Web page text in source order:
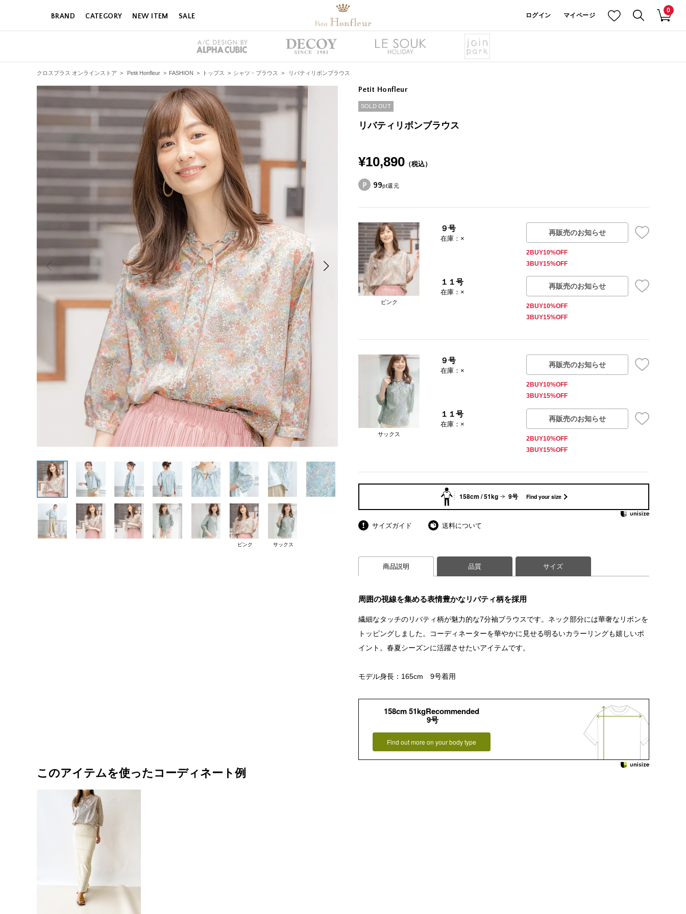
BRAND CATEGORY NEW ITEM SALE ログイン マイページ
0
クロスプラス オンラインストア > Petit Honfleur > FASHION > トップス > シャツ・ブラウス > リバティリボンブラウス
ピンク サックス
Petit Honfleur
SOLD OUT
リバティリボンブラウス
¥10,890 （税込）
99pt還元
ピンク
９号
在庫：×
再販売のお知らせ
2BUY10%OFF
3BUY15%OFF
１１号
在庫：×
再販売のお知らせ
2BUY10%OFF
3BUY15%OFF
サックス
９号
在庫：×
再販売のお知らせ
2BUY10%OFF
3BUY15%OFF
１１号
在庫：×
再販売のお知らせ
2BUY10%OFF
3BUY15%OFF
158cm / 51kg 9号 Find your size
サイズガイド 送料について
商品説明 品質 サイズ
周囲の視線を集める表情豊かなリバティ柄を採用
繊細なタッチのリバティ柄が魅力的な7分袖ブラウスです。ネック部分には華奢なリボンを
トッピングしました。コーディネーターを華やかに見せる明るいカラーリングも嬉しいポ
イント。春夏シーズンに活躍させたいアイテムです。
モデル身長：165cm 9号着用
158cm 51kgRecommended
9号
Find out more on your body type
このアイテムを使ったコーディネート例